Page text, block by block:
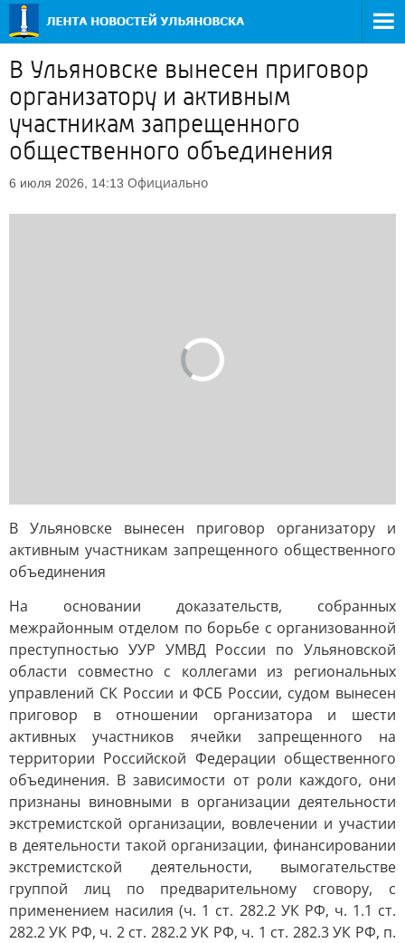
В Ульяновске вынесен приговор
организатору и активным
участникам запрещенного
общественного объединения
6 июля 2026, 14:13 Официально
В Ульяновске вынесен приговор организатору и
активным участникам запрещенного общественного
объединения
На основании доказательств, собранных
межрайонным отделом по борьбе с организованной
преступностью УУР УМВД России по Ульяновской
области совместно с коллегами из региональных
управлений СК России и ФСБ России, судом вынесен
приговор в отношении организатора и шести
активных участников ячейки запрещенного на
территории Российской Федерации общественного
объединения. В зависимости от роли каждого, они
признаны виновными в организации деятельности
экстремистской организации, вовлечении и участии
в деятельности такой организации, финансировании
экстремистской деятельности, вымогательстве
группой лиц по предварительному сговору, с
применением насилия (ч. 1 ст. 282.2 УК РФ, ч. 1.1 ст.
282.2 УК РФ, ч. 2 ст. 282.2 УК РФ, ч. 1 ст. 282.3 УК РФ, п.